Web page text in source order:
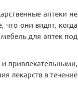
аптеки не
что они видят, когда
для аптек под
привлекательными,
лекарств в течение